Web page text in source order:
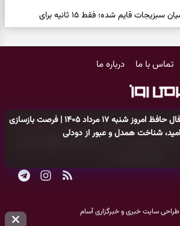
فال حافظ امروز شنبه ۱۷ مرداد ۱۴۰۵ | فرصت بازسازی
امید، شناخت همدل و عبور از دودلی
بازی فکری | تکه پیتزا میان سبزیجات قایم شده؛ فقط ۱۵ ثانیه برای
بی‌نتیجه
| سبز، خوش‌عطر و برش‌خورده
به تردیدها
سکه‌ها زودتر چشمتان را گرفتند؟ انتخابتان
را نشان می‌دهد
فال سرنوشت امروز پنجشنبه ۱۵ مرداد ۱۴۰۵ | روزی برای حفظ دستاوردها و
دعا را بخوانید | دعایی کوتاه برای رسیدن به خانه‌ای
تماس با ما درباره ما
این سایت متعلق بهپایگاه خبری سرگرمی روز
توسط دیگر سایت‌ها اکیدا ممنوع
طراحی سایت خبری و خبرگزاری آسام